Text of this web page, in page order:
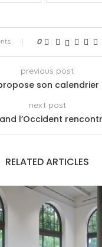
0
previous post
son calendrier
next post
l’Occident
RELATED ARTICLES